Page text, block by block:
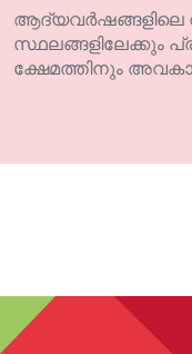
ആദ്യവർഷങ്ങളിലെ
സ്ഥലങ്ങളിലേക്കും
ക്ഷേമത്തിനും